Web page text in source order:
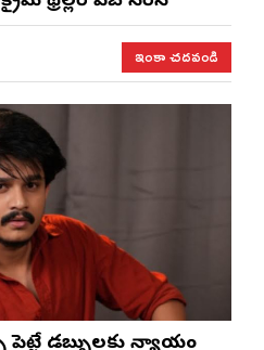
ఇంకా చదవండి
పెట్టే డబ్బులకు న్యాయం